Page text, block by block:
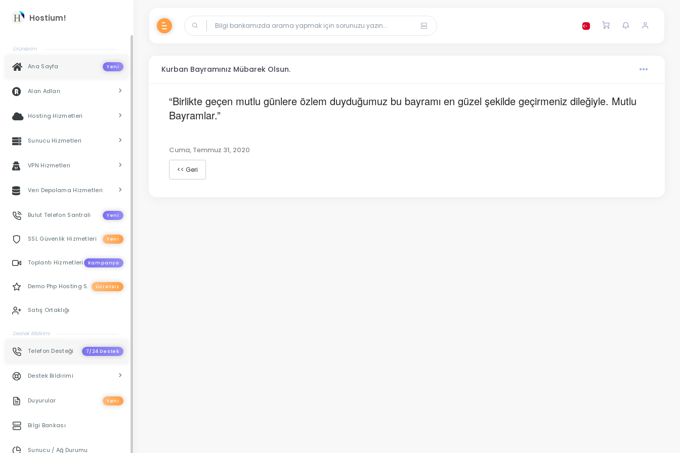
Hostium!
Ürünlerim
Ana Sayfa Yeni
Alan Adları
Hosting Hizmetleri
Sunucu Hizmetleri
VPN Hizmetleri
Veri Depolama Hizmetleri
Bulut Telefon Santrali Yeni
SSL Güvenlik Hizmetleri Yeni
Toplantı Hizmetleri Kampanya
Demo Php Hosting S. Ücretsiz
Satış Ortaklığı
Destek Bildirimi
Telefon Desteği 7/24 Destek
Destek Bildirimi
Duyurular Yeni
Bilgi Bankası
Sunucu / Ağ Durumu
Kurban Bayramınız Mübarek Olsun.
“Birlikte geçen mutlu günlere özlem duyduğumuz bu bayramı en güzel şekilde geçirmeniz dileğiyle. Mutlu
Bayramlar.”
Cuma, Temmuz 31, 2020
<< Geri